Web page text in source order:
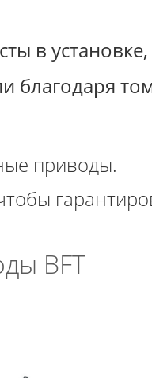
в установке,
благодаря
приводы.
BFT